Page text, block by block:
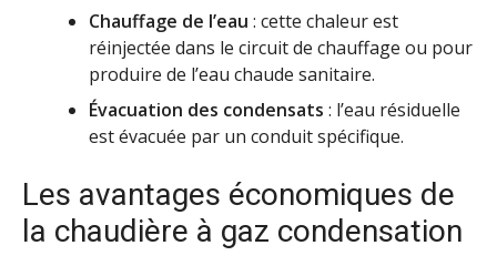
Chauffage de l’eau : cette chaleur est
réinjectée dans le circuit de chauffage ou pour
produire de l’eau chaude sanitaire.
Évacuation des condensats : l’eau résiduelle
est évacuée par un conduit spécifique.
Les avantages économiques de
la chaudière à gaz condensation